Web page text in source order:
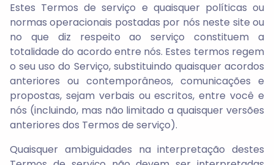
Estes Termos de serviço e quaisquer políticas ou
normas operacionais postadas por nós neste site ou
no que diz respeito ao serviço constituem a
totalidade do acordo entre nós. Estes termos regem
o seu uso do Serviço, substituindo quaisquer acordos
anteriores ou contemporâneos, comunicações e
propostas, sejam verbais ou escritos, entre você e
nós (incluindo, mas não limitado a quaisquer versões
anteriores dos Termos de serviço).
Quaisquer ambiguidades na interpretação destes